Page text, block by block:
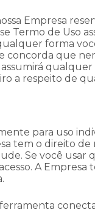
Empresa
Termo de Uso
forma
concorda que
a respeito de
para uso
tem o direito
Se você usar
A